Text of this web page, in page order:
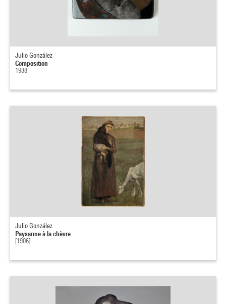
Julio González
Composition
1938
Julio González
Paysanne à la chèvre
[1906]